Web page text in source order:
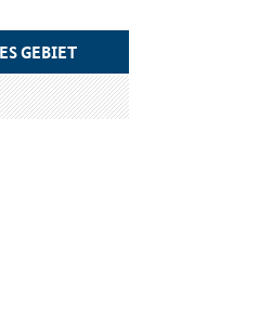
GEBIET